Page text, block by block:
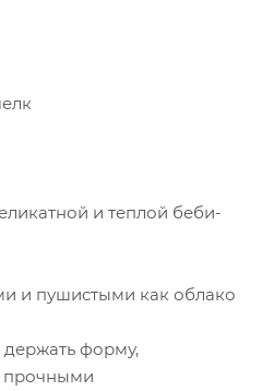
и теплой беби-
и пушистыми как облако
форму,
прочными